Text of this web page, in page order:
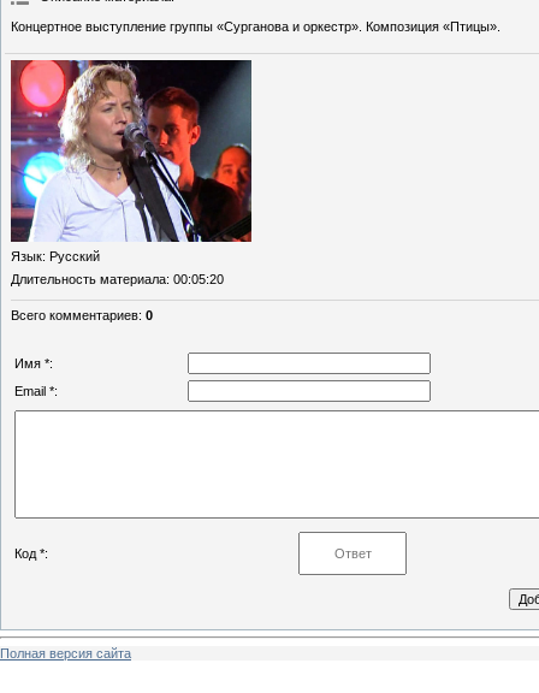
Концертное выступление группы «Сурганова и оркестр». Композиция «Птицы».
Язык: Русский
Длительность материала: 00:05:20
Всего комментариев: 0
Имя *:
Email *:
Код *:
Полная версия сайта